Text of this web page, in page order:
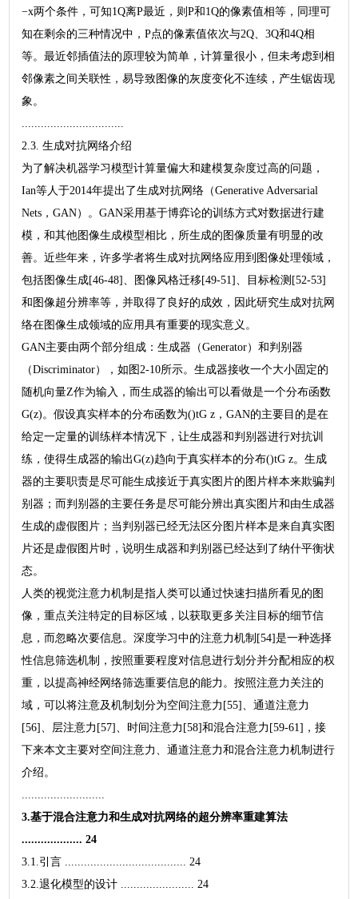
−x两个条件，可知1Q离P最近，则P和1Q的像素值相等，同理可
知在剩余的三种情况中，P点的像素值依次与2Q、3Q和4Q相
等。最近邻插值法的原理较为简单，计算量很小，但未考虑到相
邻像素之间关联性，易导致图像的灰度变化不连续，产生锯齿现
象。
................................
2.3. 生成对抗网络介绍
为了解决机器学习模型计算量偏大和建模复杂度过高的问题，
Ian等人于2014年提出了生成对抗网络（Generative Adversarial
Nets，GAN）。GAN采用基于博弈论的训练方式对数据进行建
模，和其他图像生成模型相比，所生成的图像质量有明显的改
善。近些年来，许多学者将生成对抗网络应用到图像处理领域，
包括图像生成[46-48]、图像风格迁移[49-51]、目标检测[52-53]
和图像超分辨率等，并取得了良好的成效，因此研究生成对抗网
络在图像生成领域的应用具有重要的现实意义。
GAN主要由两个部分组成：生成器（Generator）和判别器
（Discriminator），如图2-10所示。生成器接收一个大小固定的
随机向量Z作为输入，而生成器的输出可以看做是一个分布函数
G(z)。假设真实样本的分布函数为()tG z，GAN的主要目的是在
给定一定量的训练样本情况下，让生成器和判别器进行对抗训
练，使得生成器的输出G(z)趋向于真实样本的分布()tG z。生成
器的主要职责是尽可能生成接近于真实图片的图片样本来欺骗判
别器；而判别器的主要任务是尽可能分辨出真实图片和由生成器
生成的虚假图片；当判别器已经无法区分图片样本是来自真实图
片还是虚假图片时，说明生成器和判别器已经达到了纳什平衡状
态。
人类的视觉注意力机制是指人类可以通过快速扫描所看见的图
像，重点关注特定的目标区域，以获取更多关注目标的细节信
息，而忽略次要信息。深度学习中的注意力机制[54]是一种选择
性信息筛选机制，按照重要程度对信息进行划分并分配相应的权
重，以提高神经网络筛选重要信息的能力。按照注意力关注的
域，可以将注意及机制划分为空间注意力[55]、通道注意力
[56]、层注意力[57]、时间注意力[58]和混合注意力[59-61]，接
下来本文主要对空间注意力、通道注意力和混合注意力机制进行
介绍。
..........................
3.基于混合注意力和生成对抗网络的超分辨率重建算法
................... 24
3.1.引言 ...................................... 24
3.2.退化模型的设计 ....................... 24